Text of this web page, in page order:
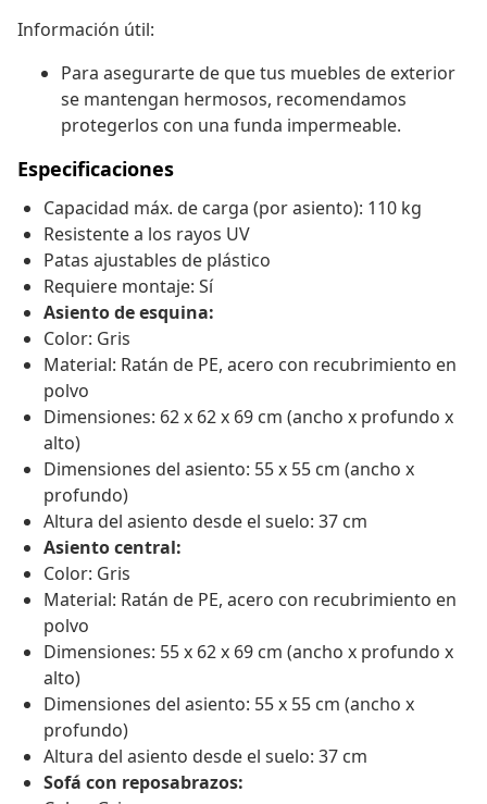
Información útil:
Para asegurarte de que tus muebles de exterior
se mantengan hermosos, recomendamos
protegerlos con una funda impermeable.
Especificaciones
Capacidad máx. de carga (por asiento): 110 kg
Resistente a los rayos UV
Patas ajustables de plástico
Requiere montaje: Sí
Asiento de esquina:
Color: Gris
Material: Ratán de PE, acero con recubrimiento en
polvo
Dimensiones: 62 x 62 x 69 cm (ancho x profundo x
alto)
Dimensiones del asiento: 55 x 55 cm (ancho x
profundo)
Altura del asiento desde el suelo: 37 cm
Asiento central:
Color: Gris
Material: Ratán de PE, acero con recubrimiento en
polvo
Dimensiones: 55 x 62 x 69 cm (ancho x profundo x
alto)
Dimensiones del asiento: 55 x 55 cm (ancho x
profundo)
Altura del asiento desde el suelo: 37 cm
Sofá con reposabrazos: